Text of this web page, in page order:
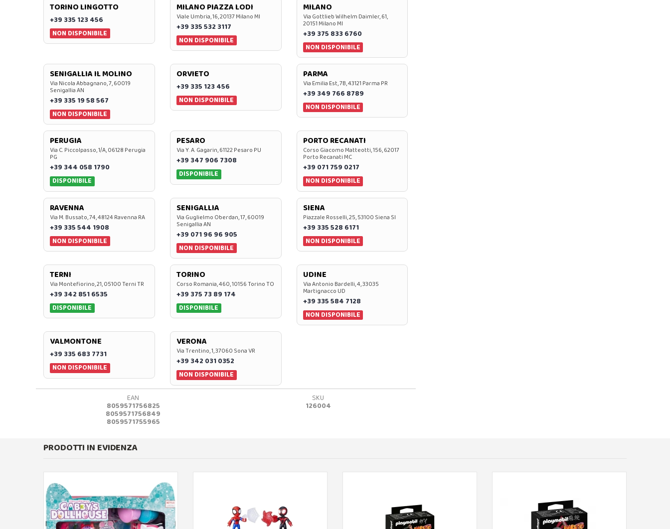
TORINO LINGOTTO
+39 335 123 456
NON DISPONIBILE
MILANO PIAZZA LODI
Viale Umbria, 16, 20137 Milano MI
+39 335 532 3117
NON DISPONIBILE
MILANO
Via Gottlieb Wilhelm Daimler, 61,
20151 Milano MI
+39 375 833 6760
NON DISPONIBILE
SENIGALLIA IL MOLINO
Via Nicola Abbagnano, 7, 60019
Senigallia AN
+39 335 19 58 567
NON DISPONIBILE
ORVIETO
+39 335 123 456
NON DISPONIBILE
PARMA
Via Emilia Est, 7B, 43121 Parma PR
+39 349 766 8789
NON DISPONIBILE
PERUGIA
Via C. Piccolpasso, 1/A, 06128 Perugia
PG
+39 344 058 1790
DISPONIBILE
PESARO
Via Y. A. Gagarin, 61122 Pesaro PU
+39 347 906 7308
DISPONIBILE
PORTO RECANATI
Corso Giacomo Matteotti, 156, 62017
Porto Recanati MC
+39 071 759 0217
NON DISPONIBILE
RAVENNA
Via M. Bussato, 74, 48124 Ravenna RA
+39 335 544 1908
NON DISPONIBILE
SENIGALLIA
Via Guglielmo Oberdan, 17, 60019
Senigallia AN
+39 071 96 96 905
NON DISPONIBILE
SIENA
Piazzale Rosselli, 25, 53100 Siena SI
+39 335 528 6171
NON DISPONIBILE
TERNI
Via Montefiorino, 21, 05100 Terni TR
+39 342 851 6535
DISPONIBILE
TORINO
Corso Romania, 460, 10156 Torino TO
+39 375 73 89 174
DISPONIBILE
UDINE
Via Antonio Bardelli, 4, 33035
Martignacco UD
+39 335 584 7128
NON DISPONIBILE
VALMONTONE
+39 335 683 7731
NON DISPONIBILE
VERONA
Via Trentino, 1, 37060 Sona VR
+39 342 031 0352
NON DISPONIBILE
EAN
8059571756825
8059571756849
8059571755965
SKU
126004
PRODOTTI IN EVIDENZA